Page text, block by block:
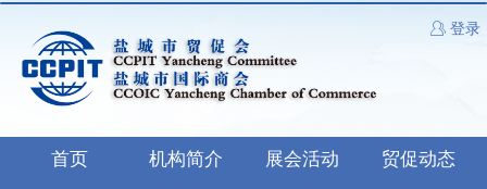
登录
首页 机构简介 展会活动
贸促动态